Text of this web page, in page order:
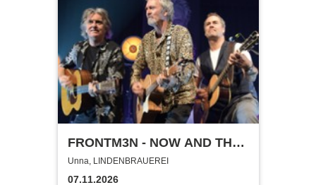
FRONTM3N - NOW AND TH3N
- Tour 2026
Unna, LINDENBRAUEREI
07.11.2026